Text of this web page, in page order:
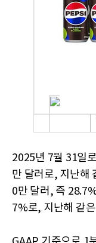
2025년 7월 31일
만 달러로, 지난해
0만 달러, 즉
7%로, 지난해 같